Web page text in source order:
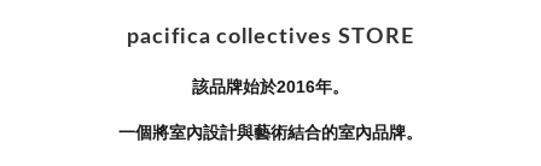
pacifica collectives STORE
該品牌始於2016年。
一個將室內設計與藝術結合的室內品牌。